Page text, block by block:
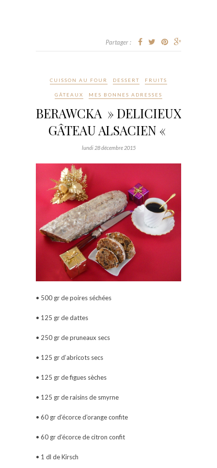
Partager :
CUISSON AU FOUR DESSERT FRUITS
GÂTEAUX MES BONNES ADRESSES
BERAWCKA » DELICIEUX
GÂTEAU ALSACIEN «
lundi 28 décembre 2015
• 500 gr de poires séchées
• 125 gr de dattes
• 250 gr de pruneaux secs
• 125 gr d’abricots secs
• 125 gr de figues sèches
• 125 gr de raisins de smyrne
• 60 gr d’écorce d’orange confite
• 60 gr d’écorce de citron confit
• 1 dl de Kirsch